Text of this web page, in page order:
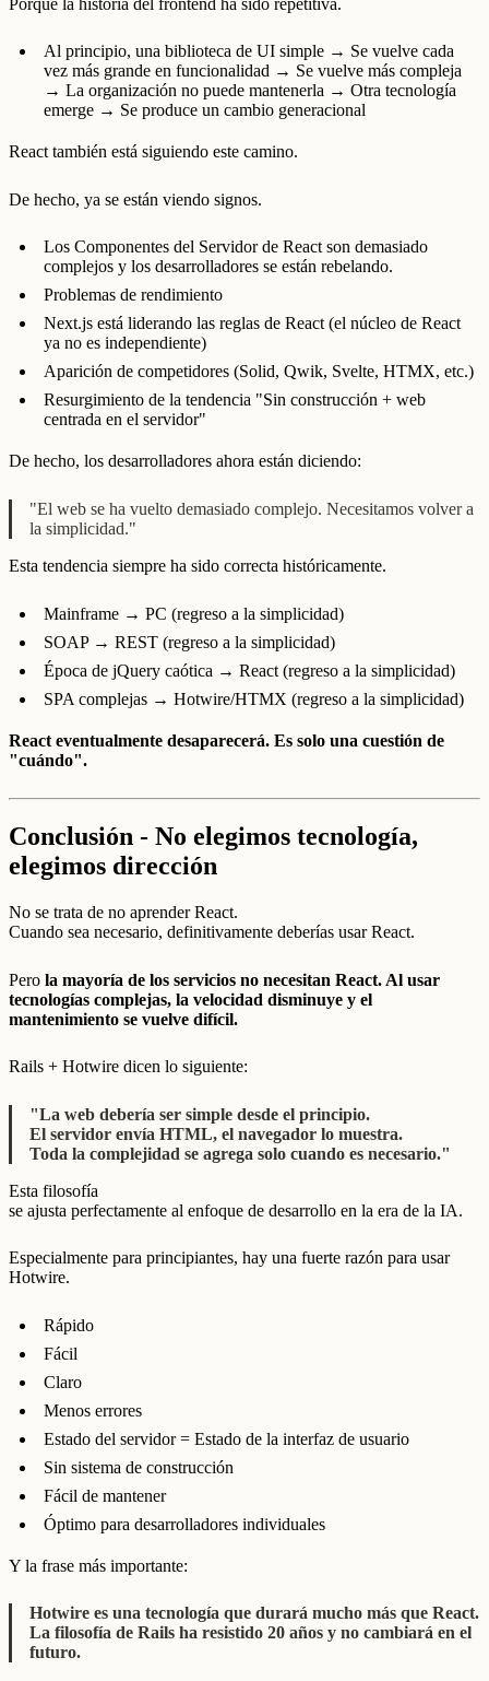
Al principio, una biblioteca de UI simple → Se vuelve cada
vez más grande en funcionalidad → Se vuelve más compleja
→ La organización no puede mantenerla → Otra tecnología
emerge → Se produce un cambio generacional
React también está siguiendo este camino.
De hecho, ya se están viendo signos.
Los Componentes del Servidor de React son demasiado
complejos y los desarrolladores se están rebelando.
Problemas de rendimiento
Next.js está liderando las reglas de React (el núcleo de React
ya no es independiente)
Aparición de competidores (Solid, Qwik, Svelte, HTMX, etc.)
Resurgimiento de la tendencia "Sin construcción + web
centrada en el servidor"
De hecho, los desarrolladores ahora están diciendo:
"El web se ha vuelto demasiado complejo. Necesitamos volver a
la simplicidad."
Esta tendencia siempre ha sido correcta históricamente.
Mainframe → PC (regreso a la simplicidad)
SOAP → REST (regreso a la simplicidad)
Época de jQuery caótica → React (regreso a la simplicidad)
SPA complejas → Hotwire/HTMX (regreso a la simplicidad)
React eventualmente desaparecerá. Es solo una cuestión de
"cuándo".
Conclusión - No elegimos tecnología,
elegimos dirección
No se trata de no aprender React.
Cuando sea necesario, definitivamente deberías usar React.
Pero la mayoría de los servicios no necesitan React. Al usar
tecnologías complejas, la velocidad disminuye y el
mantenimiento se vuelve difícil.
Rails + Hotwire dicen lo siguiente:
"La web debería ser simple desde el principio.
El servidor envía HTML, el navegador lo muestra.
Toda la complejidad se agrega solo cuando es necesario."
Esta filosofía
se ajusta perfectamente al enfoque de desarrollo en la era de la IA.
Especialmente para principiantes, hay una fuerte razón para usar
Hotwire.
Rápido
Fácil
Claro
Menos errores
Estado del servidor = Estado de la interfaz de usuario
Sin sistema de construcción
Fácil de mantener
Óptimo para desarrolladores individuales
Y la frase más importante:
Hotwire es una tecnología que durará mucho más que React.
La filosofía de Rails ha resistido 20 años y no cambiará en el
futuro.